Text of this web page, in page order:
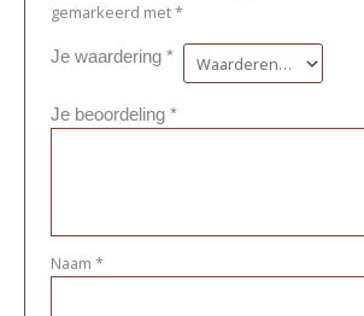
gemarkeerd met*
Je waardering *
Je beoordeling *
Naam *